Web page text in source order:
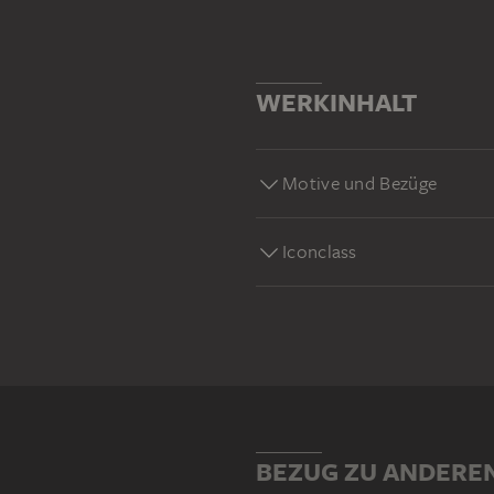
WERKINHALT
Motive und Bezüge
Iconclass
BEZUG ZU